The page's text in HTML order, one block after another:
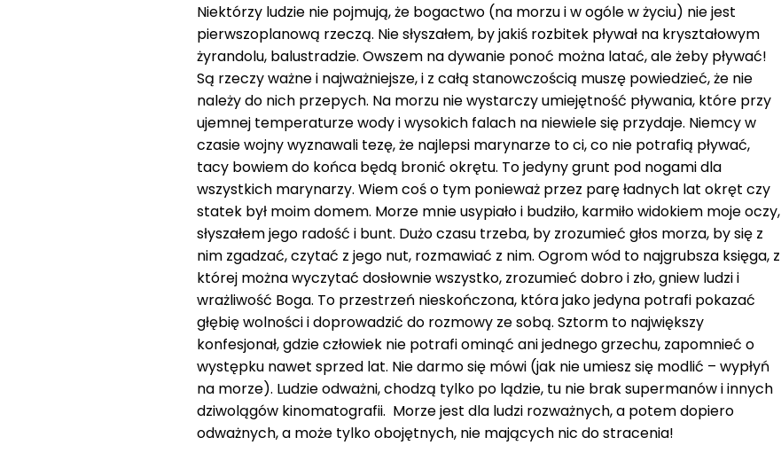
Niektórzy ludzie nie pojmują, że bogactwo (na morzu i w ogóle w życiu) nie jest
pierwszoplanową rzeczą. Nie słyszałem, by jakiś rozbitek pływał na kryształowym
żyrandolu, balustradzie. Owszem na dywanie ponoć można latać, ale żeby pływać!
Są rzeczy ważne i najważniejsze, i z całą stanowczością muszę powiedzieć, że nie
należy do nich przepych. Na morzu nie wystarczy umiejętność pływania, które przy
ujemnej temperaturze wody i wysokich falach na niewiele się przydaje. Niemcy w
czasie wojny wyznawali tezę, że najlepsi marynarze to ci, co nie potrafią pływać,
tacy bowiem do końca będą bronić okrętu. To jedyny grunt pod nogami dla
wszystkich marynarzy. Wiem coś o tym ponieważ przez parę ładnych lat okręt czy
statek był moim domem. Morze mnie usypiało i budziło, karmiło widokiem moje oczy,
słyszałem jego radość i bunt. Dużo czasu trzeba, by zrozumieć głos morza, by się z
nim zgadzać, czytać z jego nut, rozmawiać z nim. Ogrom wód to najgrubsza księga, z
której można wyczytać dosłownie wszystko, zrozumieć dobro i zło, gniew ludzi i
wrażliwość Boga. To przestrzeń nieskończona, która jako jedyna potrafi pokazać
głębię wolności i doprowadzić do rozmowy ze sobą. Sztorm to największy
konfesjonał, gdzie człowiek nie potrafi ominąć ani jednego grzechu, zapomnieć o
występku nawet sprzed lat. Nie darmo się mówi (jak nie umiesz się modlić – wypłyń
na morze). Ludzie odważni, chodzą tylko po lądzie, tu nie brak supermanów i innych
dziwolągów kinomatografii. Morze jest dla ludzi rozważnych, a potem dopiero
odważnych, a może tylko obojętnych, nie mających nic do stracenia!